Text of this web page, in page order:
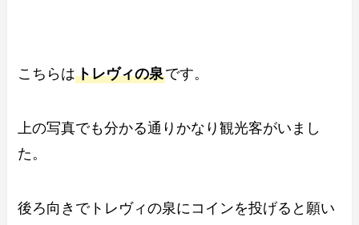
こちらはトレヴィの泉です。
上の写真でも分かる通りかなり観光客がいまし
た。
後ろ向きでトレヴィの泉にコインを投げると願い